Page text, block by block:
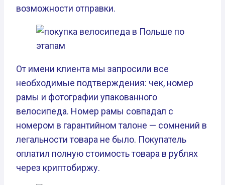
возможности отправки.
От имени клиента мы запросили все
необходимые подтверждения: чек, номер
рамы и фотографии упакованного
велосипеда. Номер рамы совпадал с
номером в гарантийном талоне — сомнений в
легальности товара не было. Покупатель
оплатил полную стоимость товара в рублях
через криптобиржу.